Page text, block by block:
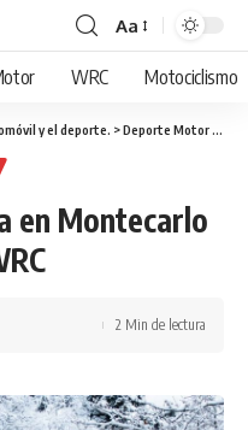
Cambiar
tamaño
fuente
Aa
WRC Motociclismo
y el deporte. >Deporte Motor
en Montecarlo
2 Min de lectura